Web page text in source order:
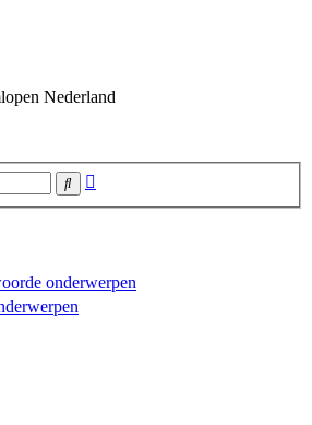
Nederland
Zoek
onderwerpen